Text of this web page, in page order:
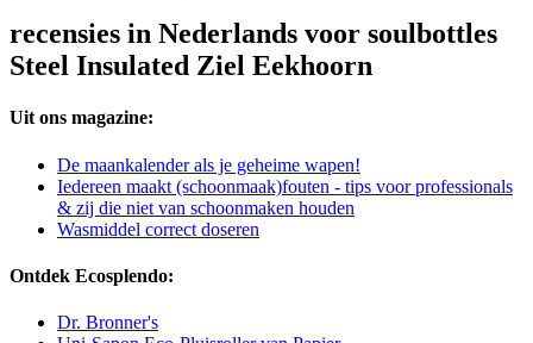
recensies in Nederlands voor soulbottles
Steel Insulated Ziel Eekhoorn
Uit ons magazine:
De maankalender als je geheime wapen!
Iedereen maakt (schoonmaak)fouten - tips voor professionals
& zij die niet van schoonmaken houden
Wasmiddel correct doseren
Ontdek Ecosplendo:
Dr. Bronner's